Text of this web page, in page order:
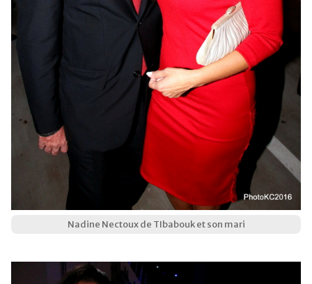
Nadine Nectoux de TIbabouk et son mari